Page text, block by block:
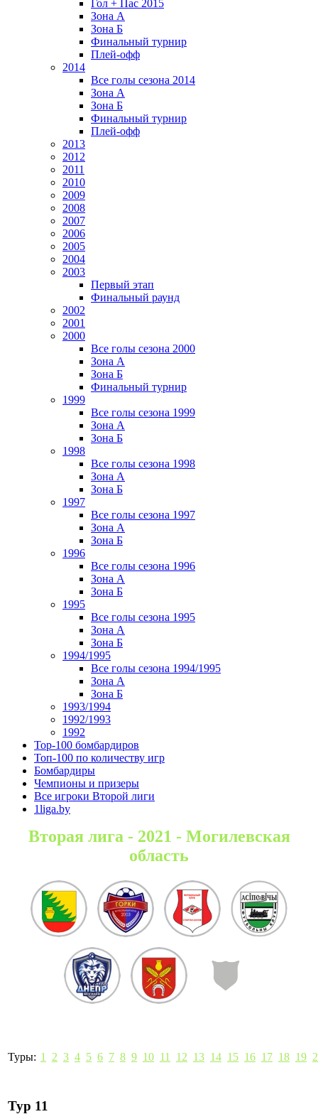
Гол + Пас 2015
Зона А
Зона Б
Финальный турнир
Плей-офф
2014
Все голы сезона 2014
Зона А
Зона Б
Финальный турнир
Плей-офф
2013
2012
2011
2010
2009
2008
2007
2006
2005
2004
2003
Первый этап
Финальный раунд
2002
2001
2000
Все голы сезона 2000
Зона А
Зона Б
Финальный турнир
1999
Все голы сезона 1999
Зона А
Зона Б
1998
Все голы сезона 1998
Зона А
Зона Б
1997
Все голы сезона 1997
Зона А
Зона Б
1996
Все голы сезона 1996
Зона А
Зона Б
1995
Все голы сезона 1995
Зона А
Зона Б
1994/1995
Все голы сезона 1994/1995
Зона А
Зона Б
1993/1994
1992/1993
1992
Top-100 бомбардиров
Топ-100 по количеству игр
Бомбардиры
Чемпионы и призеры
Все игроки Второй лиги
1liga.by
Вторая лига - 2021 - Могилевская
область
Туры: 1 2 3 4 5 6 7 8 9 10 11 12 13 14 15 16 17 18 19
Тур 11